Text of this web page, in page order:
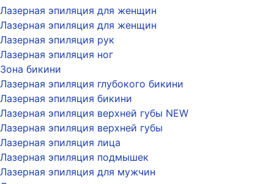
Лазерная эпиляция для женщин
Лазерная эпиляция для женщин
Лазерная эпиляция рук
Лазерная эпиляция ног
Зона бикини
Лазерная эпиляция глубокого бикини
Лазерная эпиляция бикини
Лазерная эпиляция верхней губы NEW
Лазерная эпиляция верхней губы
Лазерная эпиляция лица
Лазерная эпиляция подмышек
Лазерная эпиляция для мужчин